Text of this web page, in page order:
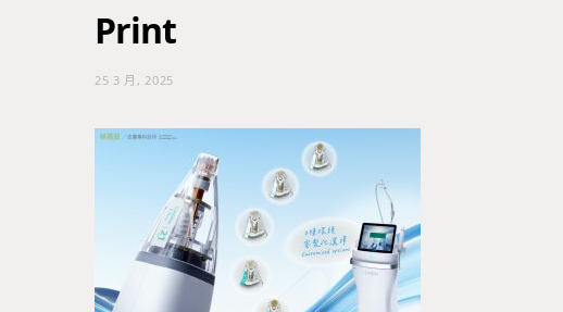
Print
25 3 月, 2025